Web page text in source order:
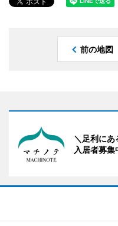
前の地図
＼足利にあ
入居者募